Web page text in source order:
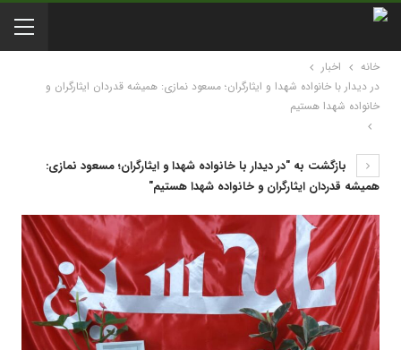
خانه
اخبار
در دیدار با خانواده شهدا و ایثارگران؛ مسعود نمازی: همیشه قدردان ایثارگران و
خانواده شهدا هستیم
بازگشت به "در دیدار با خانواده شهدا و ایثارگران؛ مسعود نمازی:
همیشه قدردان ایثارگران و خانواده شهدا هستیم"